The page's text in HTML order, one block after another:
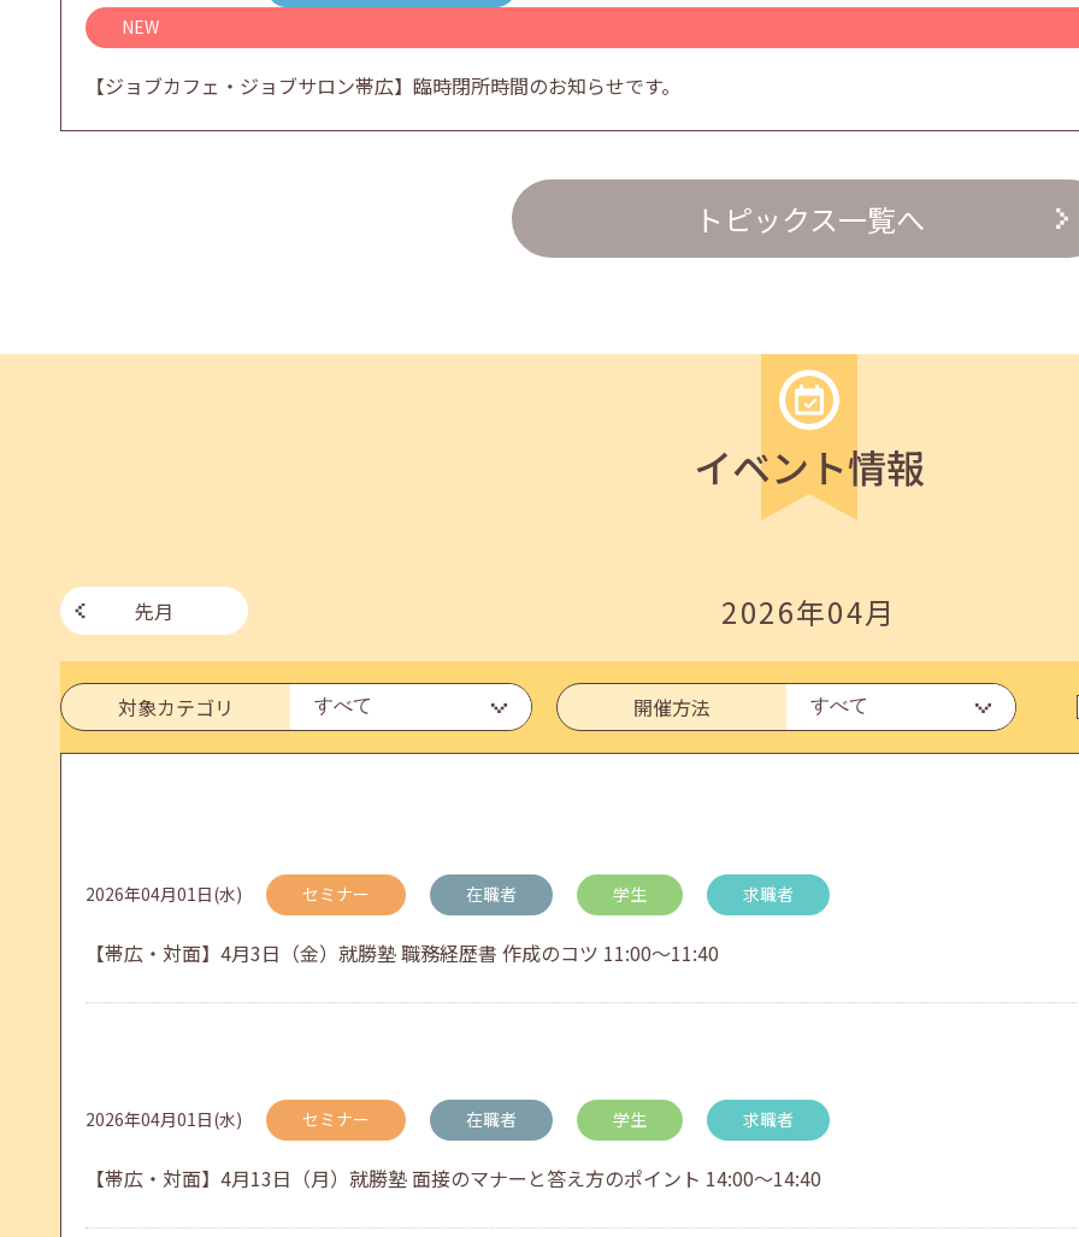
NEW
【ジョブカフェ・ジョブサロン帯広】臨時閉所時間のお知らせです。
2026年07月01日(水) 企業向け
企業様向けセミナー「現場を巻き込む！人事のための『越境人材育成』３ステップ」
7月のセミナー情報を公開いたしました。
2026年06月03日(水) jobcafeからのお知らせ
6月のセミナー情報を公開いたしました。
2026年04月25日(土) jobcafeからのお知らせ
トピックス一覧へ
イベント情報
先月 2026年04月
対象カテゴリ 開催方法
2026年04月01日(水) セミナー 在職者 学生 求職者
【帯広・対面】4月3日（金）就勝塾 職務経歴書 作成のコツ 11:00～11:40
2026年04月01日(水) セミナー 在職者 学生 求職者
【帯広・対面】4月13日（月）就勝塾 面接のマナーと答え方のポイント 14:00～14:40